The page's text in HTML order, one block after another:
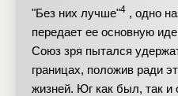
"Без них лучше"4 , одно
передает ее основную
Союз зря пытался
границах, положив ради
жизней. Юг как был, так и